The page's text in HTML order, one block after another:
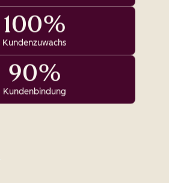
100%
Kundenzuwachs
90%
Kundenbindung